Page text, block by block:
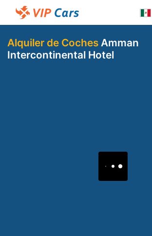
Alquiler de Coches Amman
Intercontinental Hotel